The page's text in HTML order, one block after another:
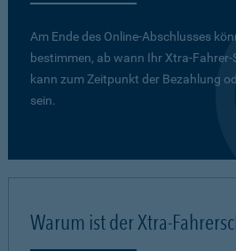
Am Ende des Online-Abschlusses
bestimmen, ab wann Ihr Xtra-
kann zum Zeitpunkt der Bezahlung
sein.
Warum ist der Xtra-